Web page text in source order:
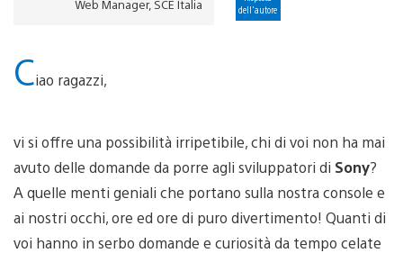
Web Manager, SCE Italia
dell'autore
Ciao ragazzi,
vi si offre una possibilità irripetibile, chi di voi non ha mai
avuto delle domande da porre agli sviluppatori di Sony?
A quelle menti geniali che portano sulla nostra console e
ai nostri occhi, ore ed ore di puro divertimento! Quanti di
voi hanno in serbo domande e curiosità da tempo celate